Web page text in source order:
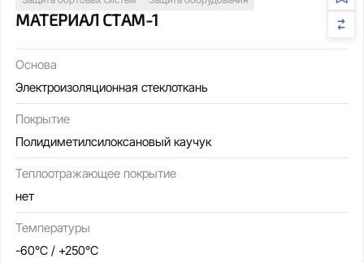
МАТЕРИАЛ СТАМ-1
Основа
Электроизоляционная стеклоткань
Покрытие
Полидиметилсилоксановый каучук
Теплоотражающее покрытие
нет
Температуры
-60°C / +250°C